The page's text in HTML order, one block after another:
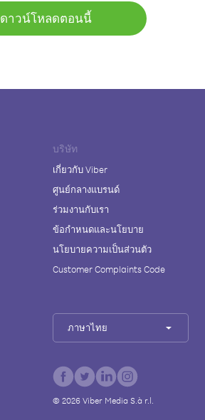
ดาวน์โหลดตอนนี้
บริษัท
เกี่ยวกับ Viber
ศูนย์กลางแบรนด์
ร่วมงานกับเรา
ข้อกำหนดและนโยบาย
นโยบายความเป็นส่วนตัว
Customer Complaints Code
ภาษาไทย
© 2026Viber Media S.à r.l.